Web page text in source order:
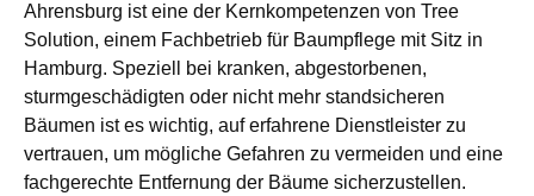
Ahrensburg ist eine der Kernkompetenzen von Tree
Solution, einem Fachbetrieb für Baumpflege mit Sitz in
Hamburg. Speziell bei kranken, abgestorbenen,
sturmgeschädigten oder nicht mehr standsicheren
Bäumen ist es wichtig, auf erfahrene Dienstleister zu
vertrauen, um mögliche Gefahren zu vermeiden und eine
fachgerechte Entfernung der Bäume sicherzustellen.